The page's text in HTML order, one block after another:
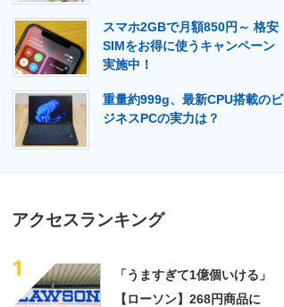
スマホ2GBで月額850円～ 格安
SIMをお得に使うキャンペーン
実施中！
重量約999g、最新CPU搭載のビ
ジネスPCの実力は？
アクセスランキング
1
「うますぎて1億個いける」
【ローソン】268円商品に